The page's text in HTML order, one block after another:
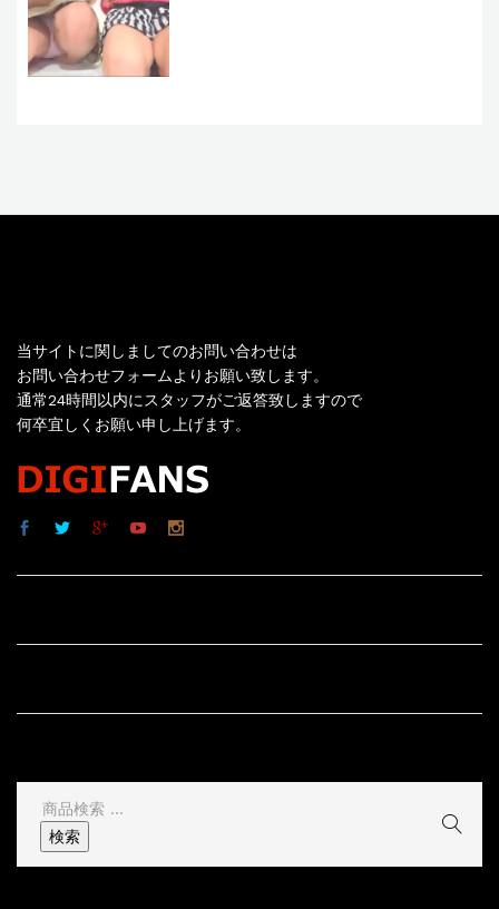
当サイトに関しましてのお問い合わせは
お問い合わせフォームよりお願い致します。
通常24時間以内にスタッフがご返答致しますので
何卒宜しくお願い申し上げます。
検
索
結
検索